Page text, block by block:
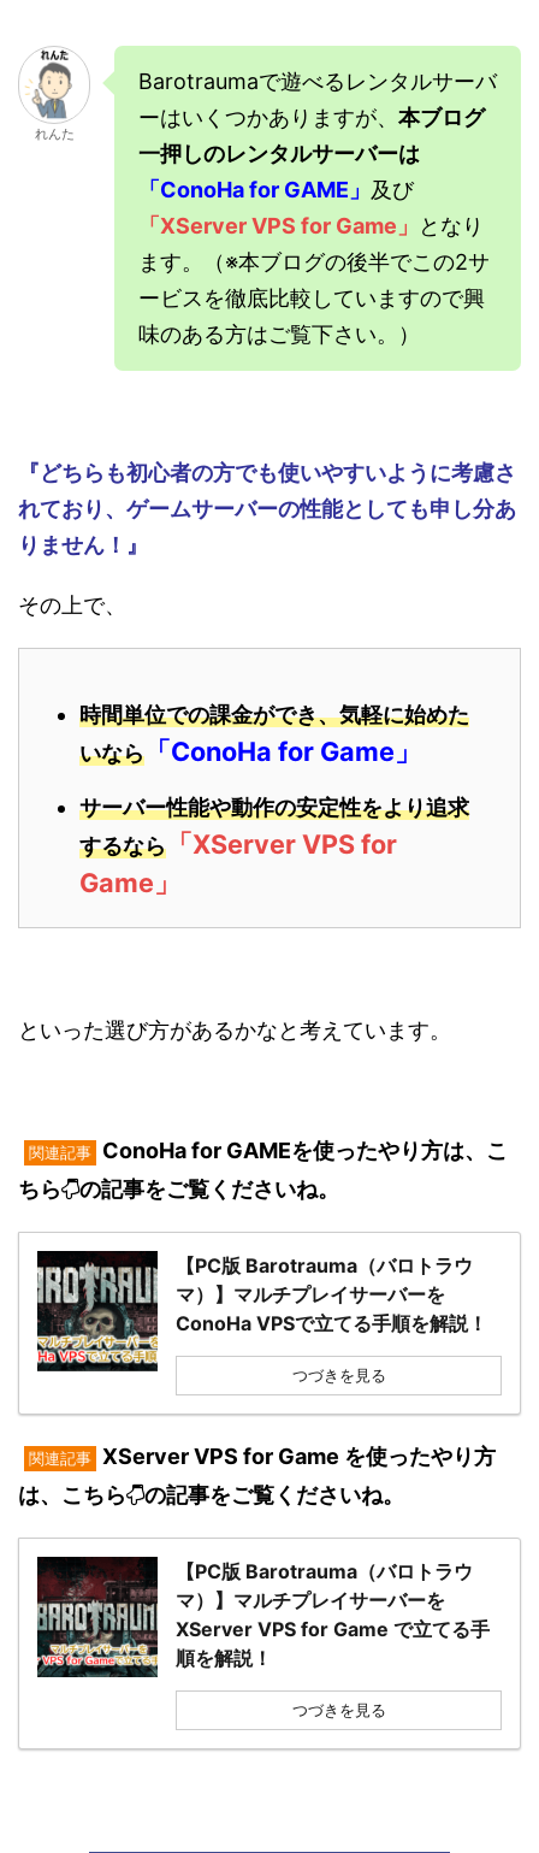
れんた
Barotraumaで遊べるレンタルサーバ
ーはいくつかありますが、 本ブログ
一押しのレンタルサーバーは
「ConoHa for GAME」 及び
「XServer VPS for Game」
となり
ます。（※本ブログの後半でこの2サ
ービスを徹底比較していますので興
味のある方はご覧下さい。）
『どちらも初心者の方でも使いやすいように考慮さ
れており、ゲームサーバーの性能としても申し分あ
りません！』
その上で、
時間単位での課金ができ、気軽に始めた
いなら
「ConoHa for Game」
サーバー性能や動作の安定性をより追求
するなら
「XServer VPS for
Game」
といった選び方があるかなと考えています。
関連記事
ConoHa for GAMEを使ったやり方は、こ
ちら
の記事をご覧くださいね。
【PC版 Barotrauma（バロトラウ
マ）】マルチプレイサーバーを
ConoHa VPSで立てる手順を解説！
つづきを見る
関連記事 XServer VPS for Game を使ったやり方
は、こちら
の記事をご覧くださいね。
【PC版 Barotrauma（バロトラウ
マ）】マルチプレイサーバーを
XServer VPS for Game で立てる手
順を解説！
つづきを見る